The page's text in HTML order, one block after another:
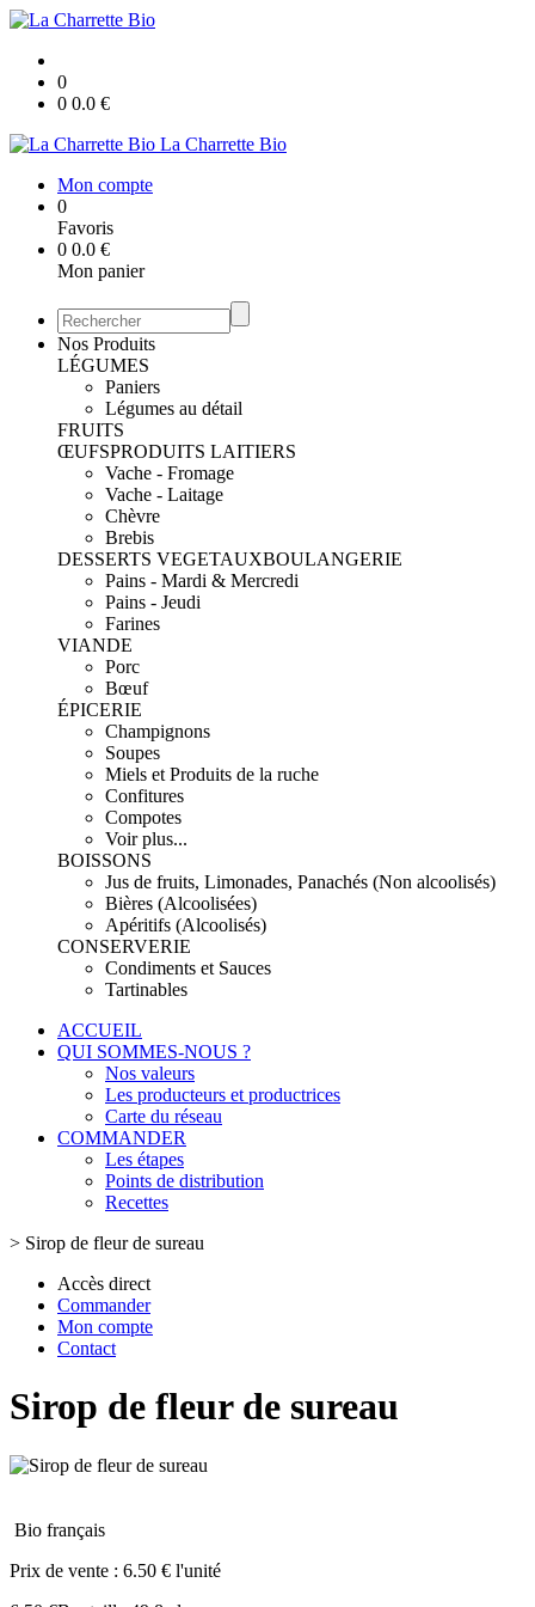
0
0 0.0 €
La Charrette Bio
Mon compte
0
Favoris
0 0.0 €
Mon panier
Nos Produits
LÉGUMES
Paniers
Légumes au détail
FRUITS
ŒUFSPRODUITS LAITIERS
Vache - Fromage
Vache - Laitage
Chèvre
Brebis
DESSERTS VEGETAUXBOULANGERIE
Pains - Mardi & Mercredi
Pains - Jeudi
Farines
VIANDE
Porc
Bœuf
ÉPICERIE
Champignons
Soupes
Miels et Produits de la ruche
Confitures
Compotes
Voir plus...
BOISSONS
Jus de fruits, Limonades, Panachés (Non alcoolisés)
Bières (Alcoolisées)
Apéritifs (Alcoolisés)
CONSERVERIE
Condiments et Sauces
Tartinables
ACCUEIL
QUI SOMMES-NOUS ?
Nos valeurs
Les producteurs et productrices
Carte du réseau
COMMANDER
Les étapes
Points de distribution
Recettes
> Sirop de fleur de sureau
Accès direct
Commander
Mon compte
Contact
Sirop de fleur de sureau
Bio français
Prix de vente : 6.50 € l'unité